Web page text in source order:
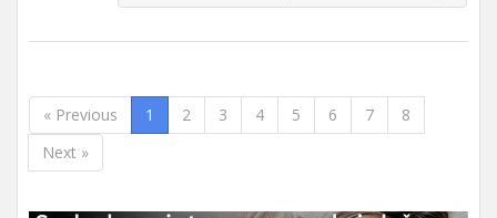
« Previous 1 2 3 4 5 6 7
8
Next »